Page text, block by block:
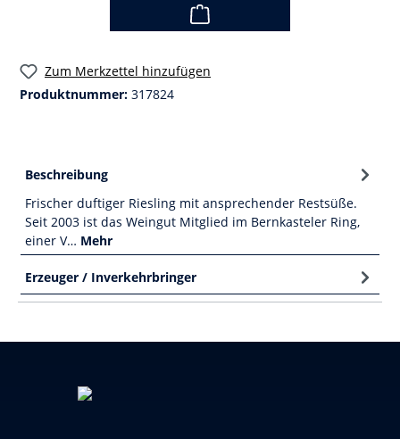
Zum Merkzettel hinzufügen
Produktnummer: 317824
Beschreibung
Frischer duftiger Riesling mit ansprechender Restsüße.
Seit 2003 ist das Weingut Mitglied im Bernkasteler Ring,
einer V… Mehr
Erzeuger / Inverkehrbringer